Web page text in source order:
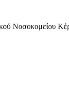
Νοσοκομείου